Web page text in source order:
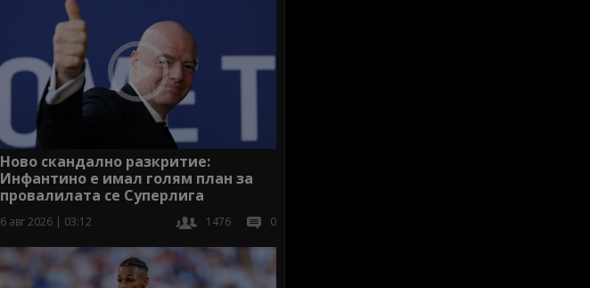
Ново скандално разкритие:
Инфантино е имал голям план за
провалилата се Суперлига
6 авг 2026 | 03:12 1476 0